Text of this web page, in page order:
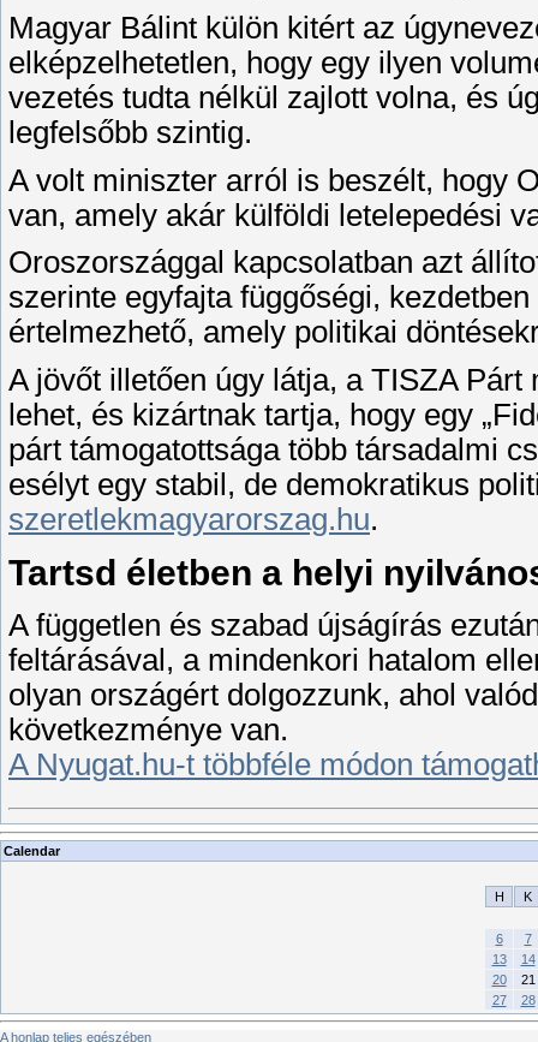
Magyar Bálint külön kitért az
elképzelhetetlen, hogy egy ilyen
vezetés tudta nélkül zajlott volna, és
legfelsőbb szintig.
A volt miniszter arról is beszélt, hogy
van, amely akár külföldi letelepedési
Oroszországgal kapcsolatban azt
szerinte egyfajta függőségi,
értelmezhető, amely politikai
A jövőt illetően úgy látja, a TISZA
lehet, és kizártnak tartja, hogy egy
párt támogatottsága több társadalmi
esélyt egy stabil, de demokratikus
szeretlekmagyarorszag.hu.
Tartsd életben a helyi
A független és szabad újságírás
feltárásával, a mindenkori hatalom
olyan országért dolgozzunk, ahol
következménye van.
A Nyugat.hu-t többféle módon
Calendar
H K
6
7
13
14
20
21
27
28
A honlap teljes egészében